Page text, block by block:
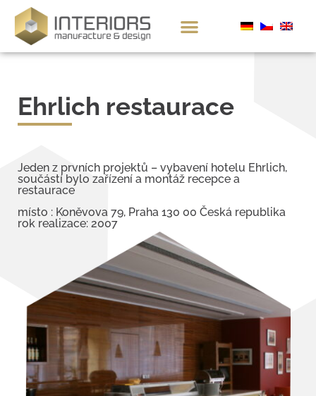
Ehrlich restaurace
Jeden z prvních projektů – vybavení hotelu Ehrlich,
součástí bylo zařízení a montáž recepce a
restaurace
místo : Koněvova 79, Praha 130 00 Česká republika
rok realizace: 2007